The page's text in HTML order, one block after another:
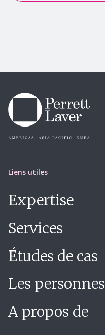
Liens utiles
Expertise
Services
Études de cas
Les personnes
A propos de